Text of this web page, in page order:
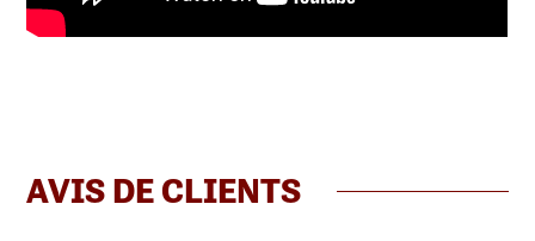
AVIS DE CLIENTS